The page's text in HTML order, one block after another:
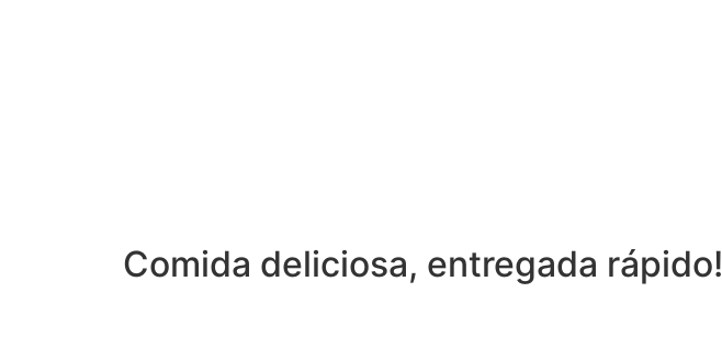
Comida deliciosa, entregada rápido!